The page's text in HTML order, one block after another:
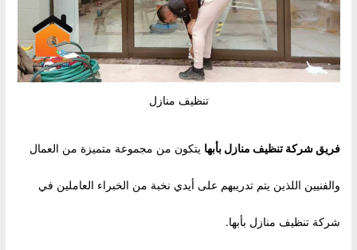
تنظيف منازل
فريقشركة تنظيف منازل بأبها يتكون من مجموعة متميزة من العمال
والفنيين اللذين يتم تدريبهم على أيدي نخبة من الخبراء العاملين في
شركة تنظيف منازل بأبها.